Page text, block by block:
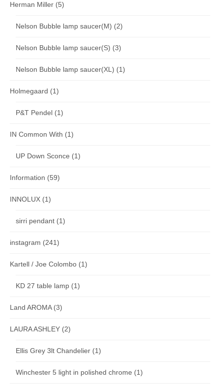
Herman Miller (5)
Nelson Bubble lamp saucer(M) (2)
Nelson Bubble lamp saucer(S) (3)
Nelson Bubble lamp saucer(XL) (1)
Holmegaard (1)
P&T Pendel (1)
IN Common With (1)
UP Down Sconce (1)
Information (59)
INNOLUX (1)
sirri pendant (1)
instagram (241)
Kartell / Joe Colombo (1)
KD 27 table lamp (1)
Land AROMA(3)
LAURA ASHLEY (2)
Ellis Grey 3lt Chandelier (1)
Winchester 5 light in polished chrome (1)